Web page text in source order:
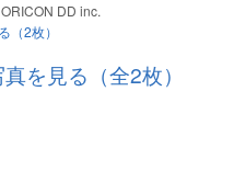
DD inc.
（2枚）
を見る（全2枚）